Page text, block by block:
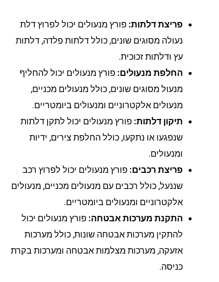
פריצת דלתות:פורץ מנעולים יכול לפרוץ דלת
נעולה מסוגים שונים, כולל דלתות פלדה, דלתות
עץ ודלתות זכוכית.
החלפת מנעולים:פורץ מנעולים יכול להחליף
מנעול מסוגים שונים, כולל מנעולים מכניים,
מנעולים אלקטרוניים ומנעולים ביומטריים.
תיקון דלתות:פורץ מנעולים יכול לתקן דלתות
שנפגעו או נתקעו, כולל החלפת צירים, ידיות
ומנעולים.
פריצת רכבים:פורץ מנעולים יכול לפרוץ רכב
שננעל, כולל רכבים עם מנעולים מכניים, מנעולים
אלקטרוניים ומנעולים ביומטריים.
התקנת מערכות אבטחה:פורץ מנעולים יכול
להתקין מערכות אבטחה שונות, כולל מערכות
אזעקה, מערכות מצלמות אבטחה ומערכות בקרת
כניסה.